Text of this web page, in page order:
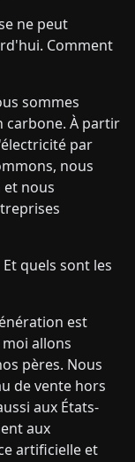
ne peut
Comment
sommes
carbone. À partir
par
nous
et nous
quels sont les
est
allons
pères. Nous
de vente hors
aux États-
aux
artificielle et